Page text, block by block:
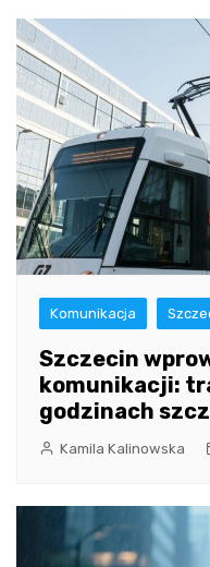
Komunikacja
Szczecin
komunikacji:
godzinach
Kamila Kalinowska